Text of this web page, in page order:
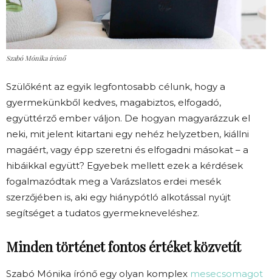
Szabó Mónika írónő
Szülőként az egyik legfontosabb célunk, hogy a
gyermekünkből kedves, magabiztos, elfogadó,
együttérző ember váljon. De hogyan magyarázzuk el
neki, mit jelent kitartani egy nehéz helyzetben, kiállni
magáért, vagy épp szeretni és elfogadni másokat – a
hibáikkal együtt? Egyebek mellett ezek a kérdések
fogalmazódtak meg a Varázslatos erdei mesék
szerzőjében is, aki egy hiánypótló alkotással nyújt
segítséget a tudatos gyermekneveléshez.
Minden történet fontos értéket közvetít
Szabó Mónika írónő egy olyan komplex mesecsomagot